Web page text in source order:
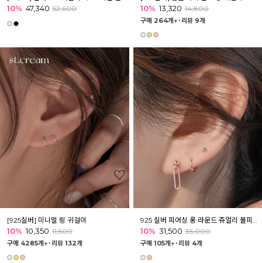
10% 47,340 52,600 10% 13,320 14,800
구매 264개↑˙ 리뷰 9개
[925실버] 미니멀 링 귀걸이
10% 10,350 11,500
구매 4285개↑˙ 리뷰 132개
925 실버 피어싱 롱 라운드 쥬얼리 볼피어싱
10% 31,500 35,000
구매 105개↑˙ 리뷰 4개